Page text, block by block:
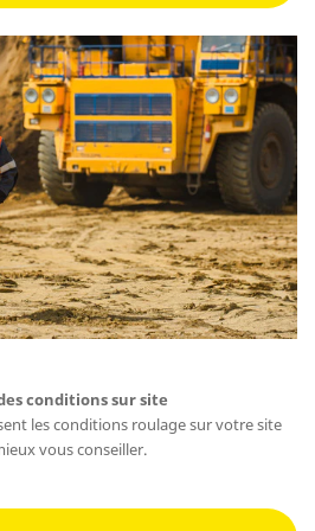
conditions sur site
les conditions roulage sur votre site
vous conseiller.